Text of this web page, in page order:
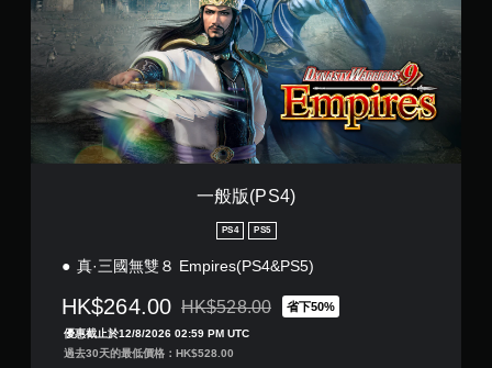
P
4
一般版(PS4)
PS4 PS5
真·三國無雙８ Empires(PS4&PS5)
HK$264.00 折扣前原價為HK$528.00
HK$528.00 省下50%
優惠截止於12/8/2026 02:59 PM UTC
過去30天的最低價格：HK$528.00